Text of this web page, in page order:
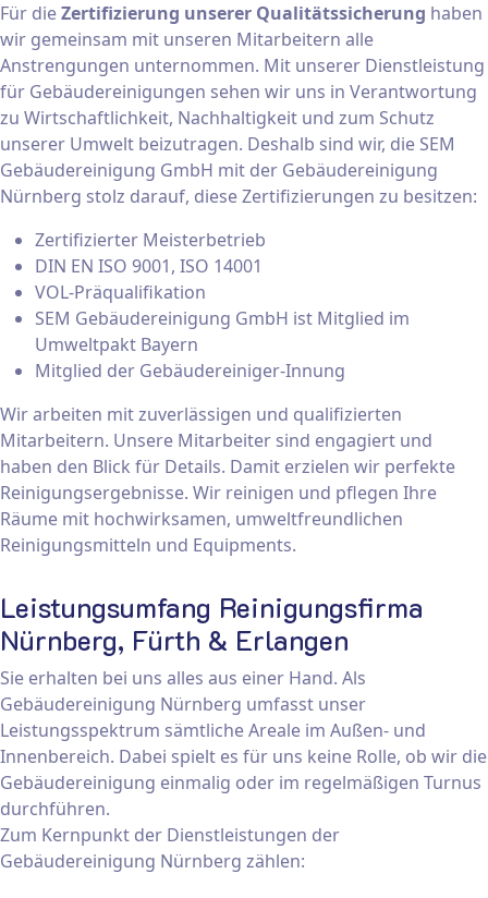
Für dieZertifizierung unserer Qualitätssicherung haben
wir gemeinsam mit unseren Mitarbeitern alle
Anstrengungen unternommen. Mit unserer Dienstleistung
für Gebäudereinigungen sehen wir uns in Verantwortung
zu Wirtschaftlichkeit, Nachhaltigkeit und zum Schutz
unserer Umwelt beizutragen. Deshalb sind wir, die SEM
Gebäudereinigung GmbH mit der Gebäudereinigung
Nürnberg stolz darauf, diese Zertifizierungen zu besitzen:
Zertifizierter Meisterbetrieb
DIN EN ISO 9001, ISO 14001
VOL-Präqualifikation
SEM Gebäudereinigung GmbH ist Mitglied im
Umweltpakt Bayern
Mitglied der Gebäudereiniger-Innung
Wir arbeiten mit zuverlässigen und qualifizierten
Mitarbeitern. Unsere Mitarbeiter sind engagiert und
haben den Blick für Details. Damit erzielen wir perfekte
Reinigungsergebnisse. Wir reinigen und pflegen Ihre
Räume mit hochwirksamen, umweltfreundlichen
Reinigungsmitteln und Equipments.
Leistungsumfang Reinigungsfirma
Nürnberg, Fürth & Erlangen
Sie erhalten bei uns alles aus einer Hand. Als
Gebäudereinigung Nürnberg umfasst unser
Leistungsspektrum sämtliche Areale im Außen- und
Innenbereich. Dabei spielt es für uns keine Rolle, ob wir die
Gebäudereinigung einmalig oder im regelmäßigen Turnus
durchführen.
Zum Kernpunkt der Dienstleistungen der
Gebäudereinigung Nürnberg zählen: